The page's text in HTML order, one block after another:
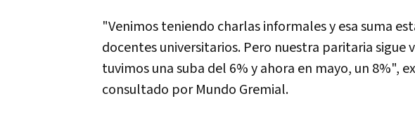
"Venimos teniendo charlas informales y esa suma
docentes universitarios. Pero nuestra paritaria sigue
tuvimos una suba del 6% y ahora en mayo, un 8%",
consultado por Mundo Gremial.